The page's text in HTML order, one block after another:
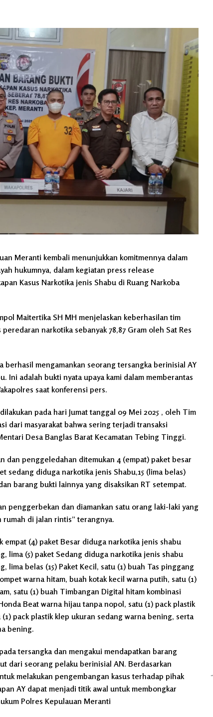
Meranti kembali menunjukkan komitmennya dalam
hukumnya, dalam kegiatan press release
Kasus Narkotika jenis Shabu di Ruang Narkoba
Maitertika SH MH menjelaskan keberhasilan tim
narkotika sebanyak 78,87 Gram oleh Sat Res
berhasil mengamankan seorang tersangka berinisial AY
Ini adalah bukti nyata upaya kami dalam memberantas
saat konferensi pers.
pada hari Jumat tanggal 09 Mei 2025 , oleh Tim
dari masyarakat bahwa sering terjadi transaksi
Desa Banglas Barat Kecamatan Tebing Tinggi.
dan penggeledahan ditemukan 4 (empat) paket besar
sedang diduga narkotika jenis Shabu,15 (lima belas)
barang bukti lainnya yang disaksikan RT setempat.
penggerbekan dan diamankan satu orang laki-laki yang
di jalan rintis” terangnya.
(4) paket Besar diduga narkotika jenis shabu
lima (5) paket Sedang diduga narkotika jenis shabu
lima belas (15) Paket Kecil, satu (1) buah Tas pinggang
warna hitam, buah kotak kecil warna putih, satu (1)
satu (1) buah Timbangan Digital hitam kombinasi
Beat warna hijau tanpa nopol, satu (1) pack plastik
pack plastik klep ukuran sedang warna bening, serta
bening.
tersangka dan mengakui mendapatkan barang
dari seorang pelaku berinisial AN. Berdasarkan
melakukan pengembangan kasus terhadap pihak
AY dapat menjadi titik awal untuk membongkar
Polres Kepulauan Meranti